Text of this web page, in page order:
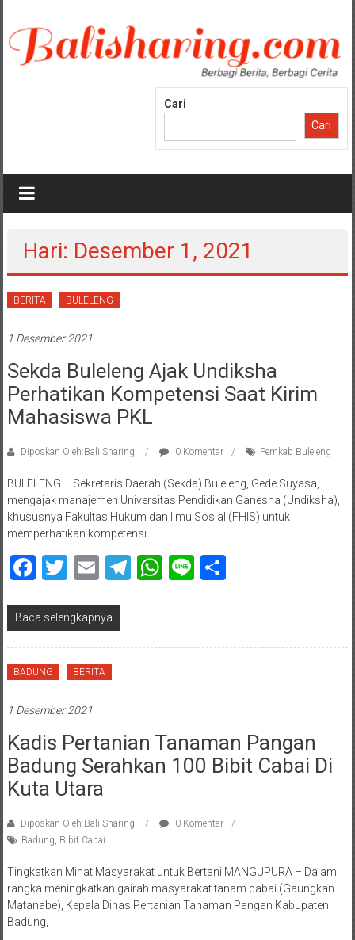
konten
Cari
Cari
Hari: Desember 1, 2021
BERITA BULELENG
1 Desember 2021
Sekda Buleleng Ajak Undiksha
Perhatikan Kompetensi Saat Kirim
Mahasiswa PKL
Diposkan Oleh:Bali Sharing 0 Komentar Pemkab Buleleng
BULELENG – Sekretaris Daerah (Sekda) Buleleng, Gede Suyasa,
mengajak manajemen Universitas Pendidikan Ganesha (Undiksha),
khususnya Fakultas Hukum dan Ilmu Sosial (FHIS) untuk
memperhatikan kompetensi
Facebook
Twitter
EmailTelegram
WhatsApp
LineShare
Baca selengkapnya
BADUNG BERITA
1 Desember 2021
Kadis Pertanian Tanaman Pangan
Badung Serahkan 100 Bibit Cabai Di
Kuta Utara
Diposkan Oleh:Bali Sharing
0 Komentar
Badung, Bibit Cabai
Tingkatkan Minat Masyarakat untuk Bertani MANGUPURA – Dalam
rangka meningkatkan gairah masyarakat tanam cabai (Gaungkan
Matanabe), Kepala Dinas Pertanian Tanaman Pangan Kabupaten
Badung, I